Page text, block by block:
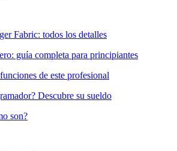
Fabric: todos los detalles
guía completa para principiantes
de este profesional
Descubre su sueldo
son?